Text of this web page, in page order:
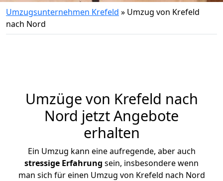
Umzugsunternehmen Krefeld » Umzug von Krefeld
nach Nord
Umzüge von Krefeld nach
Nord jetzt Angebote
erhalten
Ein Umzug kann eine aufregende, aber auch
stressige Erfahrung sein, insbesondere wenn
man sich für einen Umzug von Krefeld nach Nord